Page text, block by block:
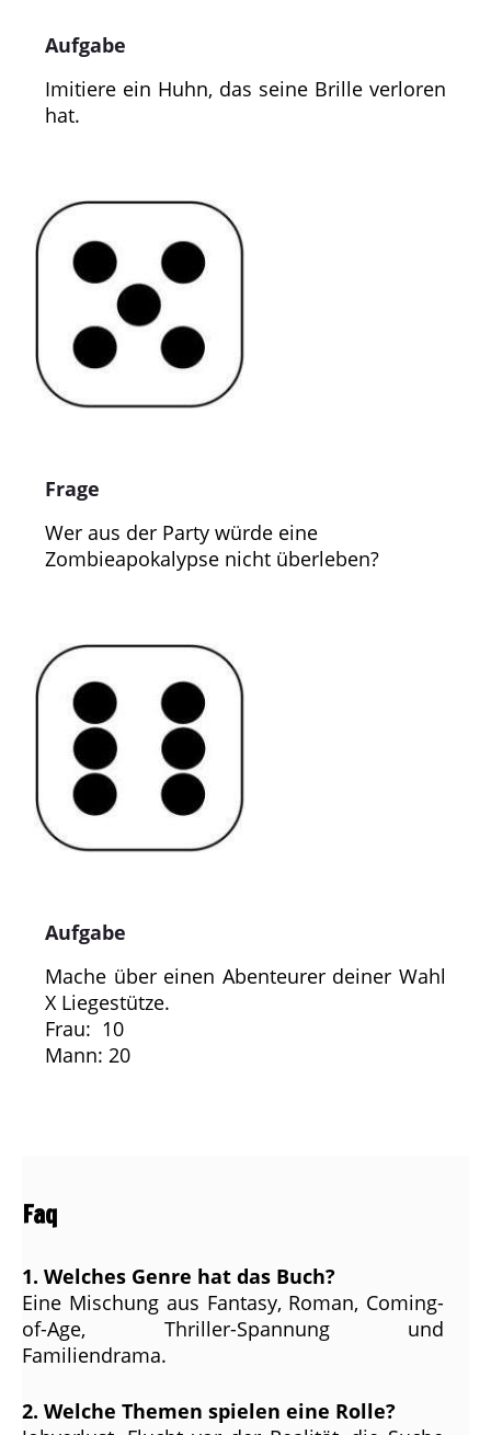
Aufgabe
Imitiere ein Huhn, das seine Brille verloren
hat.
Frage
Wer aus der Party würde eine
Zombieapokalypse nicht überleben?
Aufgabe
Mache über einen Abenteurer deiner Wahl
X Liegestütze.
Frau: 10
Mann: 20
Faq
1. Welches Genre hat das Buch?
Eine Mischung aus Fantasy, Roman, Coming-
of-Age, Thriller-Spannung und
Familiendrama.
2. Welche Themen spielen eine Rolle?